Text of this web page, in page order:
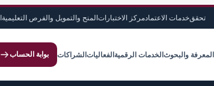
تحققخدمات الاعتمادمركز الاختبارات المنح والتمويل والفرص التعليمية
المعرفة والبحوث الخدمات الرقمية الفعاليات الشراكات بوابة الحساب